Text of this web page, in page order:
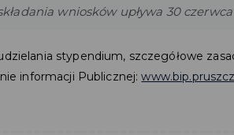
wniosków upływa 30
stypendium, szczegółowe
informacji Publicznej: